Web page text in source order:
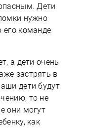
Дети
нужно
его команде
а дети очень
застрять в
дети будут
то не
они могут
как